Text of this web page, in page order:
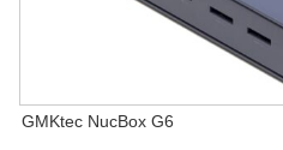
GMKtec NucBox G6